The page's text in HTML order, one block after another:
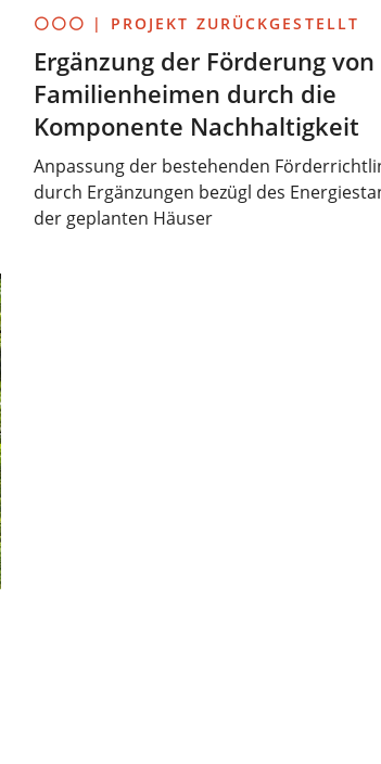
⚪⚪⚪ | PROJEKT ZURÜCKGESTELLT
Ergänzung der Förderung von
Familienheimen durch die
Komponente Nachhaltigkeit
Anpassung der bestehenden
durch Ergänzungen bezügl des
der geplanten Häuser